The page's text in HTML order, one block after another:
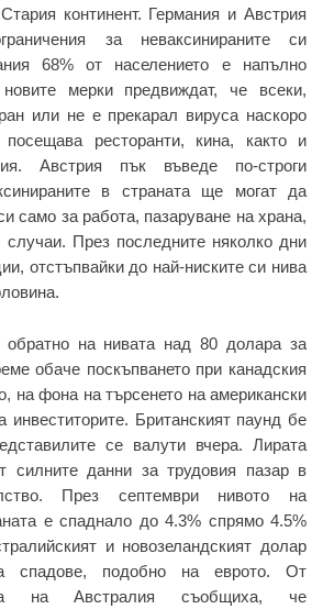
континент. Германия и Австрия
за неваксинираните си
68% от населението е напълно
новите мерки предвиждат, че всеки,
или не е прекарал вируса наскоро
ресторанти, кина, както и
Австрия пък въведе по-строги
в страната ще могат да
само за работа, пазаруване на храна,
През последните няколко дни
отстъпвайки до най-ниските си нива
обратно на нивата над 80 долара за
обаче поскъпването при канадския
на фона на търсенето на американски
инвеститорите. Британският паунд бе
се валути вчера. Лирата
силните данни за трудовия пазар в
През септември нивото на
е спаднало до 4.3% спрямо 4.5%
и новозеландският долар
спадове, подобно на еврото. От
на Австралия съобщиха, че